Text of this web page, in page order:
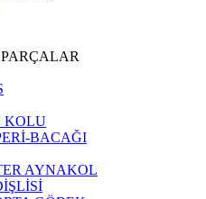
KOLU
BACAĞI
AYNAKOL